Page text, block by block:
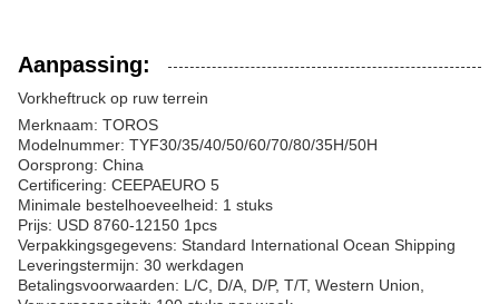
Aanpassing:
Vorkheftruck op ruw terrein
Merknaam: TOROS
Modelnummer: TYF30/35/40/50/60/70/80/35H/50H
Oorsprong: China
Certificering: CEEPAEURO 5
Minimale bestelhoeveelheid: 1 stuks
Prijs: USD 8760-12150 1pcs
Verpakkingsgegevens: Standard International Ocean Shipping
Leveringstermijn: 30 werkdagen
Betalingsvoorwaarden: L/C, D/A, D/P, T/T, Western Union,